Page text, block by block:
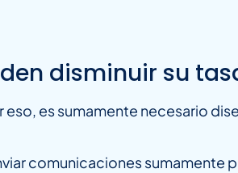
disminuir su
es sumamente necesario
comunicaciones sumamente